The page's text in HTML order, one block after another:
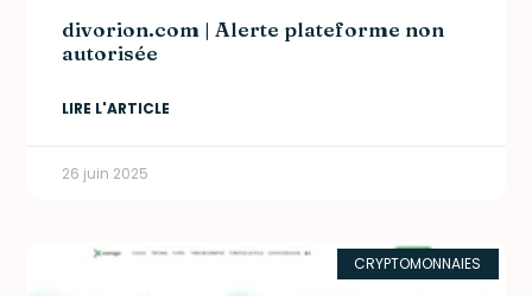
divorion.com | Alerte plateforme non
autorisée
LIRE L'ARTICLE
26 juin 2025
CRYPTOMONNAIES